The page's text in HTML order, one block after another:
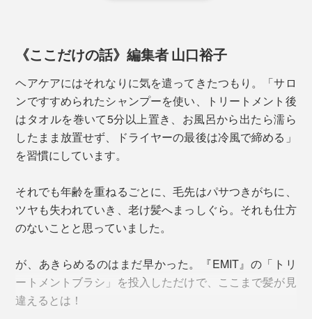
なっていて、髪の毛を細かくキャッチし、「タッピン
グ」と同等の効果を発揮。
コツは、トリートメントの際、中間〜毛先に重点的に、
頭皮を避けて髪の根本から数cm離してつけること。ト
《ここだけの話》編集者 山口裕子
ヘアケアにはそれなりに気を遣ってきたつもり。「サロ
ンですすめられたシャンプーを使い、トリートメント後
はタオルを巻いて5分以上置き、お風呂から出たら濡ら
したまま放置せず、ドライヤーの最後は冷風で締める」
を習慣にしています。
それでも年齢を重ねるごとに、毛先はパサつきがちに、
ツヤも失われていき、老け髪へまっしぐら。それも仕方
のないことと思っていました。
が、あきらめるのはまだ早かった。『EMIT』の「トリ
ートメントブラシ」を投入しただけで、ここまで髪が見
違えるとは！